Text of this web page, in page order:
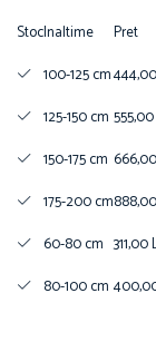
StocInaltime
Pret
100-125 cm
125-150 cm
150-175 cm
175-200 cm
60-80 cm 311,00
80-100 cm